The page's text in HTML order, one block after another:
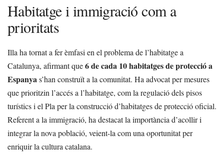
Habitatge i immigració com a
prioritats
Illa ha tornat a fer èmfasi en el problema de l’habitatge a
Catalunya, afirmant que6 de cada 10 habitatges de protecció a
Espanyas’han construït a la comunitat. Ha advocat per mesures
que prioritzin l’accés a l’habitatge, com la regulació dels pisos
turístics i el Pla per la construcció d’habitatges de protecció oficial.
Referent a la immigració, ha destacat la importància d’acollir i
integrar la nova població, veient-la com una oportunitat per
enriquir la cultura catalana.